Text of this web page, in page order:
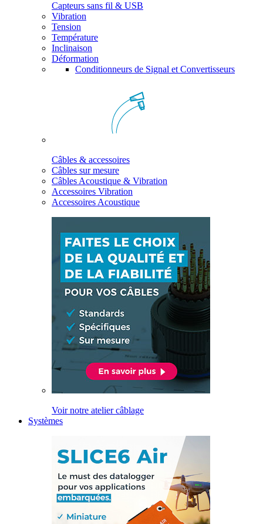
Capteurs sans fil & USB
Vibration
Tension
Température
Inclinaison
Déformation
Conditionneurs de Signal et Convertisseurs
Câbles & accessoires
Câbles sur mesure
Câbles Acoustique & Vibration
Accessoires Vibration
Accessoires Acoustique
Voir notre atelier câblage
Systèmes